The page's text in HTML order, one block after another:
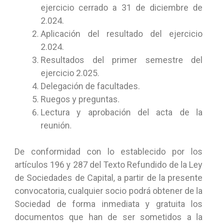
ejercicio cerrado a 31 de diciembre de
2.024.
Aplicación del resultado del ejercicio
2.024.
Resultados del primer semestre del
ejercicio 2.025.
Delegación de facultades.
Ruegos y preguntas.
Lectura y aprobación del acta de la
reunión.
De conformidad con lo establecido por los
artículos 196 y 287 del Texto Refundido de la Ley
de Sociedades de Capital, a partir de la presente
convocatoria, cualquier socio podrá obtener de la
Sociedad de forma inmediata y gratuita los
documentos que han de ser sometidos a la